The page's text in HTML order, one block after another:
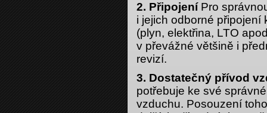
2. PřipojeníPro
i jejich odborné připojení
(plyn, elektřina, LTO
v převážné většině i
revizí.
3. Dostatečný přívod
potřebuje ke své
vzduchu. Posouzení